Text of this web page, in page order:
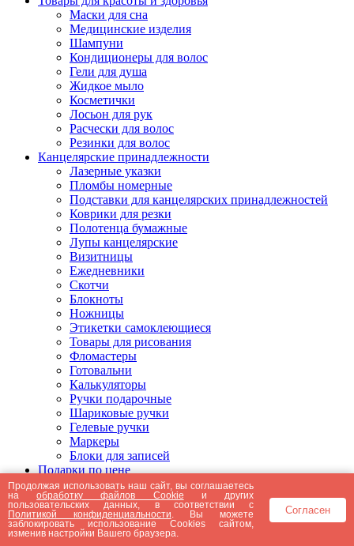
Маски для сна
Медицинские изделия
Шампуни
Кондиционеры для волос
Гели для душа
Жидкое мыло
Косметички
Лосьон для рук
Расчески для волос
Резинки для волос
Канцелярские принадлежности
Лазерные указки
Пломбы номерные
Подставки для канцелярских принадлежностей
Коврики для резки
Полотенца бумажные
Лупы канцелярские
Визитницы
Ежедневники
Скотчи
Блокноты
Ножницы
Этикетки самоклеющиеся
Товары для рисования
Фломастеры
Готовальни
Калькуляторы
Ручки подарочные
Шариковые ручки
Гелевые ручки
Маркеры
Блоки для записей
Подарки по цене
Подарки от 5000 рублей
Подарки до 5000 рублей
Подарки до 3000 рублей
Подарки до 2000 рублей
Подарки до 1000 рублей
Продолжая использовать наш сайт, вы соглашаетесь
наобработку файлов Cookie и других
пользовательских данных, в соответствии с
Политикой конфиденциальности . Вы можете
заблокировать использование Cookies сайтом,
изменив настройки Вашего браузера.
Согласен